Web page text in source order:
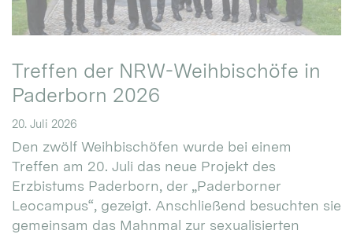
Treffen der NRW-Weihbischöfe in
Paderborn 2026
20. Juli 2026
Den zwölf Weihbischöfen wurde bei einem
Treffen am 20. Juli das neue Projekt des
Erzbistums Paderborn, der „Paderborner
Leocampus“, gezeigt. Anschließend besuchten sie
gemeinsam das Mahnmal zur sexualisierten